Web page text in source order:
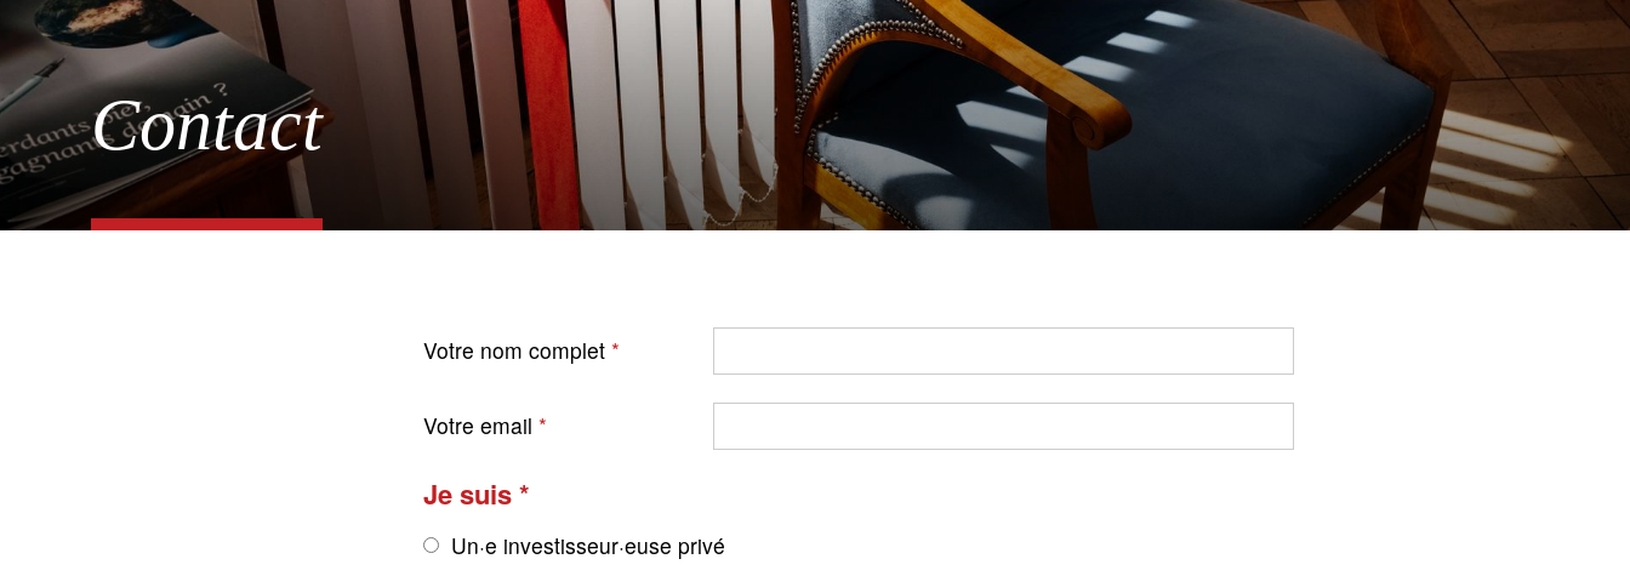
Contact
Votre nom complet
Votre email
Je suis
Un·e investisseur·euse privé